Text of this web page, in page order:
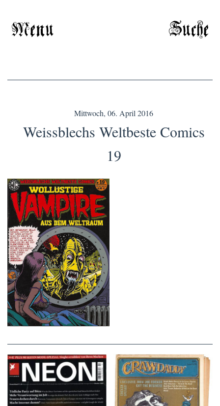
Menu Suche
Mittwoch, 06. April 2016
Weissblechs Weltbeste Comics
19
NEON – OKTOBER
2008
Crawdaddy – June/11/72